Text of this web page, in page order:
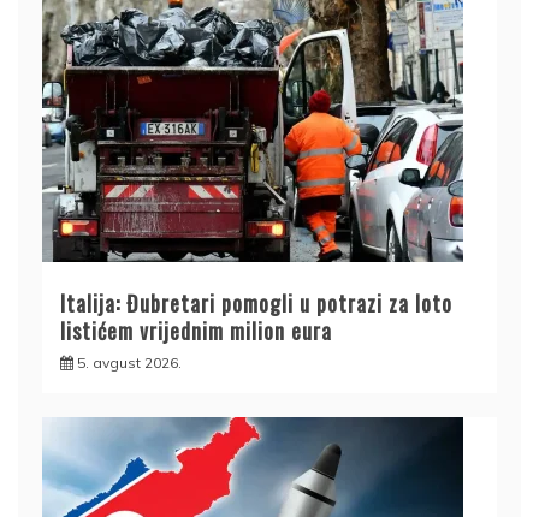
Italija: Đubretari pomogli u potrazi za loto
listićem vrijednim milion eura
5. avgust 2026.